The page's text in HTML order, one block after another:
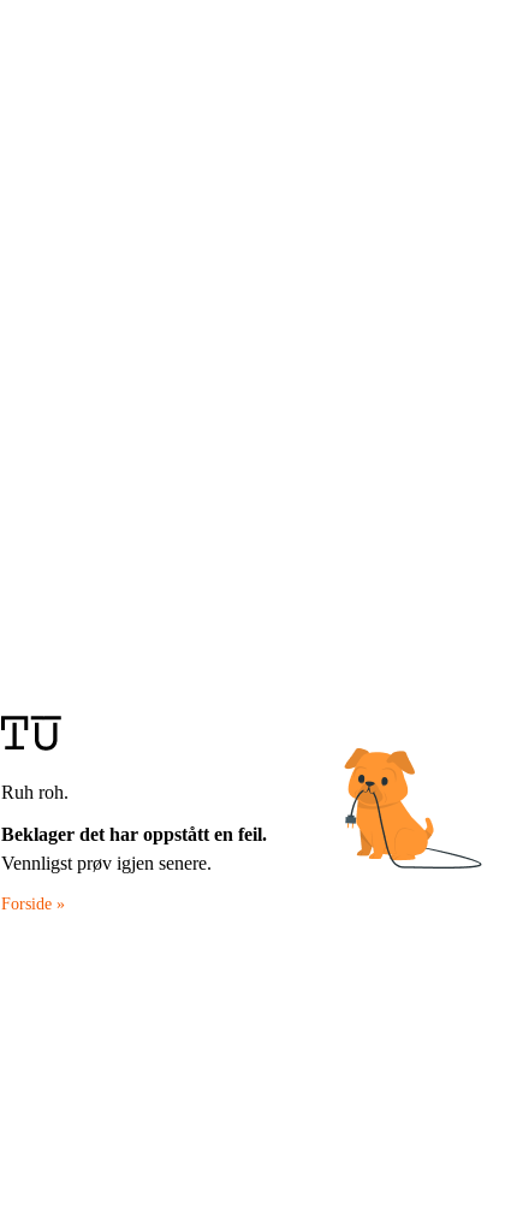
Ruh roh.
Beklager det har oppstått en feil.
Vennligst prøv igjen senere.
Forside »